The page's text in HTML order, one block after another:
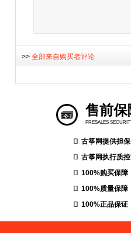
>> 全部来自购买者评论
售前保
PRESALES
古筝网提供担保
古筝网执行质控
100%购买保障
100%质量保障
100%正品保证